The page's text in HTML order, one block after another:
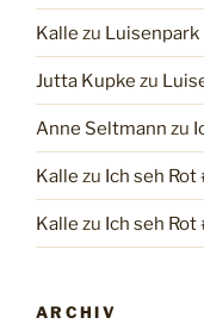
Kalle zu Luisenpark
Jutta Kupke zu
Anne Seltmann zu
Kalle zu Ich seh
Kalle zu Ich seh
ARCHIV